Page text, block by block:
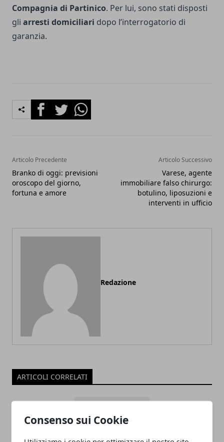
Consenso sui Cookie
Compagnia di Partinico. Per lui, sono stati disposti
gli arresti domiciliari dopo l’interrogatorio di
garanzia.
FacebookTwitterWhatsapp
Articolo Precedente
Branko di oggi: previsioni
oroscopo del giorno,
fortuna e amore
Articolo Successivo
Varese, agente
immobiliare falso chirurgo:
botulino, liposuzioni e
interventi in ufficio
Redazione
ARTICOLI CORRELATI